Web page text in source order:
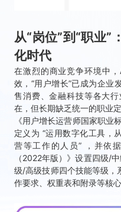
从“岗位”到“职业”
化时代
在激烈的商业竞争环境中
效，“用户增长”已成为企业
售消费、金融科技等各大
在，但长期缺乏统一的职业
《用户增长运营师国家职
定义为 “运用数字化工具，
营等工作的人员” ，并依
（2022年版）》设置四级/
级/高级技师四个技能等级，
作要求、权重表和附录等核心